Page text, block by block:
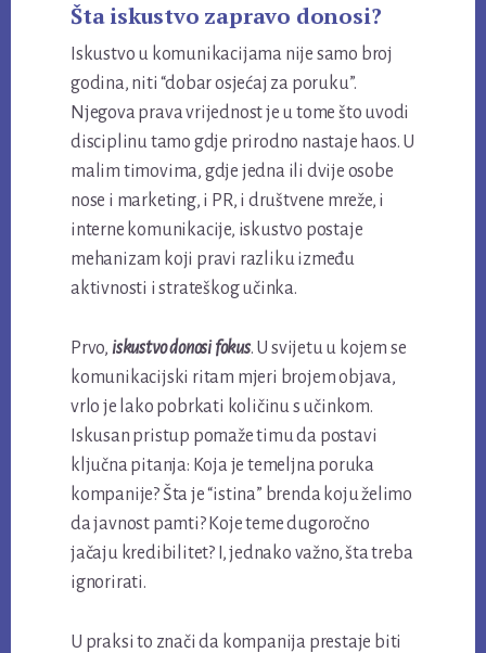
Šta iskustvo zapravo donosi?
Iskustvo u komunikacijama nije samo broj
godina, niti “dobar osjećaj za poruku”.
Njegova prava vrijednost je u tome što uvodi
disciplinu tamo gdje prirodno nastaje haos. U
malim timovima, gdje jedna ili dvije osobe
nose i marketing, i PR, i društvene mreže, i
interne komunikacije, iskustvo postaje
mehanizam koji pravi razliku između
aktivnosti i strateškog učinka.
Prvo, iskustvo donosi fokus. U svijetu u kojem se
komunikacijski ritam mjeri brojem objava,
vrlo je lako pobrkati količinu s učinkom.
Iskusan pristup pomaže timu da postavi
ključna pitanja: Koja je temeljna poruka
kompanije? Šta je “istina” brenda koju želimo
da javnost pamti? Koje teme dugoročno
jačaju kredibilitet? I, jednako važno, šta treba
ignorirati.
U praksi to znači da kompanija prestaje biti